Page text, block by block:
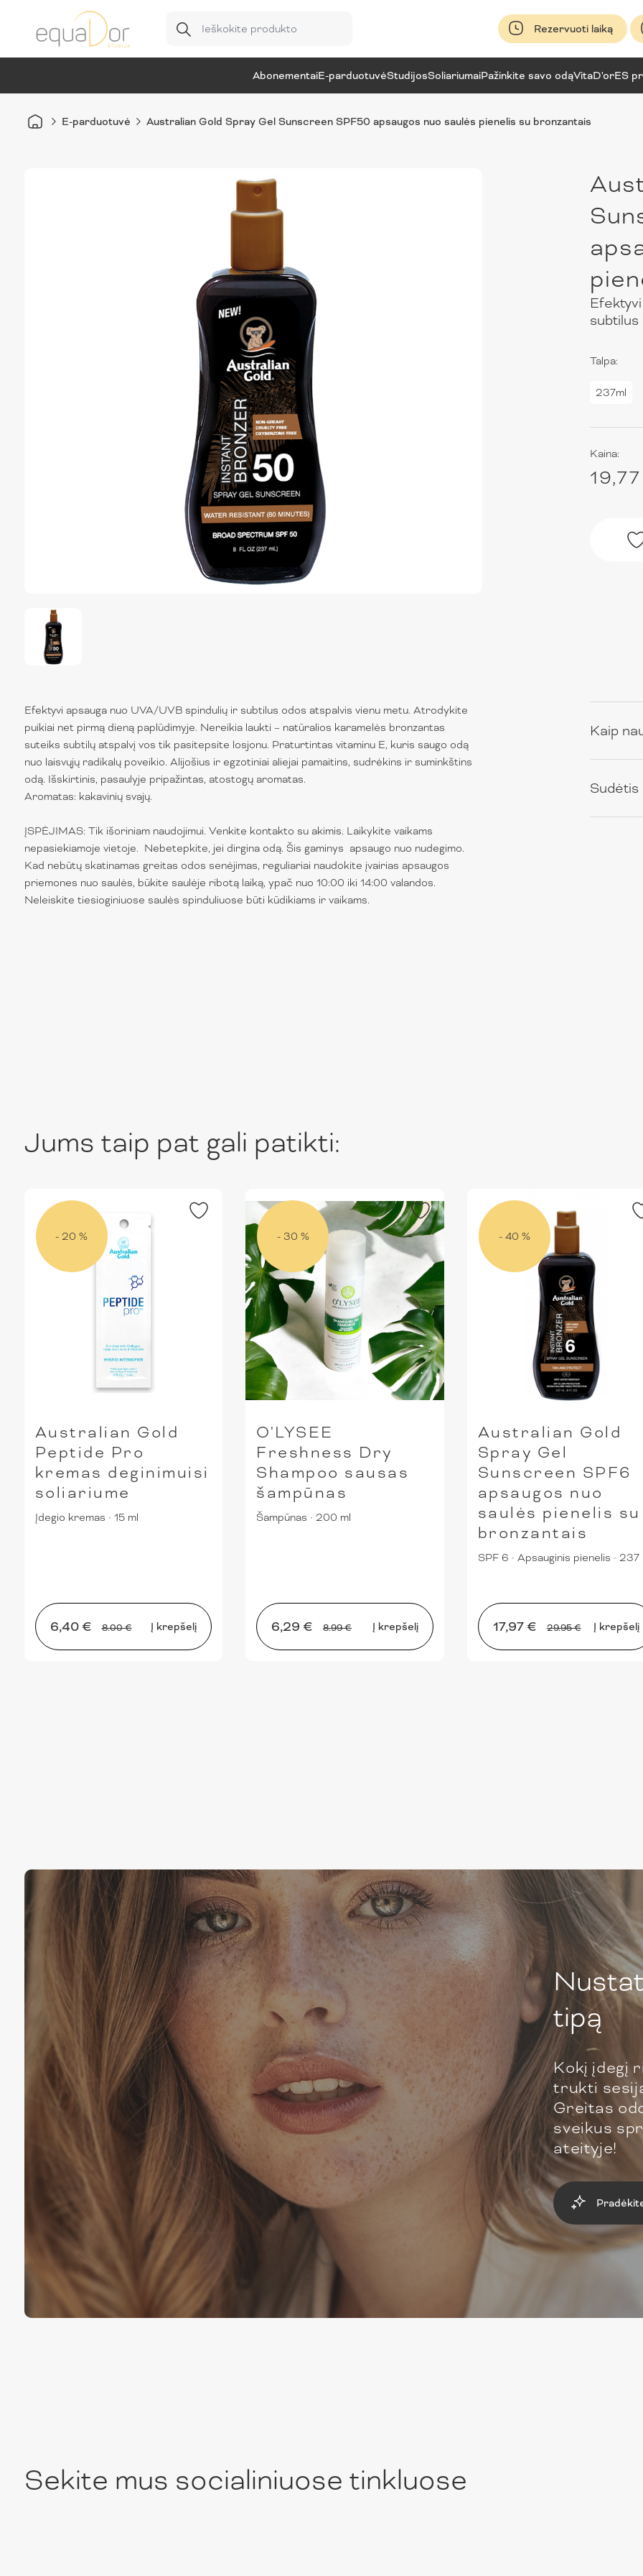
Rezervuoti laiką
AbonementaiE-parduotuvėStudijosSoliariumaiPažinkite savo odąVitaD'orES
E-parduotuvė Australian Gold Spray Gel Sunscreen SPF50 apsaugos nuo saulės pienelis su bronzantais
subtilus
Talpa:
237ml
Kaina:
Efektyvi apsauga nuo UVA/UVB spindulių ir subtilus odos atspalvis vienu metu. Atrodykite
puikiai net pirmą dieną paplūdimyje. Nereikia laukti – natūralios karamelės bronzantas
suteiks subtilų atspalvį vos tik pasitepsite losjonu. Praturtintas vitaminu E, kuris saugo odą
nuo laisvųjų radikalų poveikio. Alijošius ir egzotiniai aliejai pamaitins, sudrėkins ir suminkštins
odą. Išskirtinis, pasaulyje pripažintas, atostogų aromatas.
Aromatas: kakavinių svajų.
ĮSPĖJIMAS: Tik išoriniam naudojimui. Venkite kontakto su akimis. Laikykite vaikams
nepasiekiamoje vietoje. Nebetepkite, jei dirgina odą. Šis gaminys apsaugo nuo nudegimo.
Kad nebūtų skatinamas greitas odos senėjimas, reguliariai naudokite įvairias apsaugos
priemones nuo saulės, būkite saulėje ribotą laiką, ypač nuo 10:00 iki 14:00 valandos.
Neleiskite tiesioginiuose saulės spinduliuose būti kūdikiams ir vaikams.
Kaip
Sudėtis
Jums taip pat gali patikti:
- 20 %
Australian Gold
Peptide Pro
kremas deginimuisi
soliariume
Įdegio kremas · 15 ml
Į krepšelį
6,40 € 8.00 €
- 30 %
O'LYSEE
Freshness Dry
Shampoo sausas
šampūnas
Šampūnas · 200 ml
Į krepšelį
6,29 € 8.99 €
- 40 %
Australian Gold
Spray Gel
Sunscreen SPF6
apsaugos nuo
saulės pienelis su
bronzantais
SPF 6 · Apsauginis pienelis · 237
Į krepšelį
17,97 € 29.95 €
tipą
Kokį įdegį
trukti
Greitas
sveikus
ateityje!
Sekite mus socialiniuose tinkluose